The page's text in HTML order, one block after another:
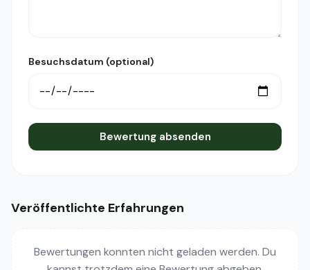
Besuchsdatum (optional)
Bewertung absenden
Veröffentlichte Erfahrungen
Bewertungen konnten nicht geladen werden. Du